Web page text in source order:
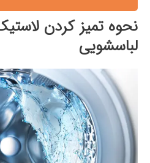
نحوه تميز كردن
لباسشويی